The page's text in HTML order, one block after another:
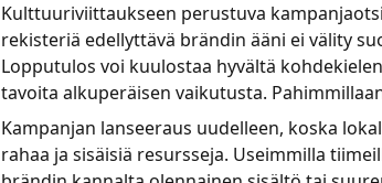
Kulttuuriviittaukseen perustuva
rekisteriä edellyttävä brändin ääni ei välity
Lopputulos voi kuulostaa hyvältä
tavoita alkuperäisen vaikutusta.
Kampanjan lanseeraus uudelleen, koska
rahaa ja sisäisiä resursseja. Useimmilla